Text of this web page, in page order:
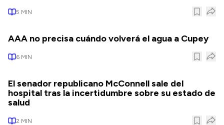
5 MIN
AAA no precisa cuándo volverá el agua a Cupey
6 MIN
El senador republicano McConnell sale del
hospital tras la incertidumbre sobre su estado de
salud
2 MIN